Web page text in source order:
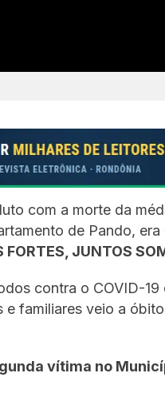
com a morte da
de Pando,
FORTES, JUNTOS
contra o COVID-
familiares veio a
vítima no